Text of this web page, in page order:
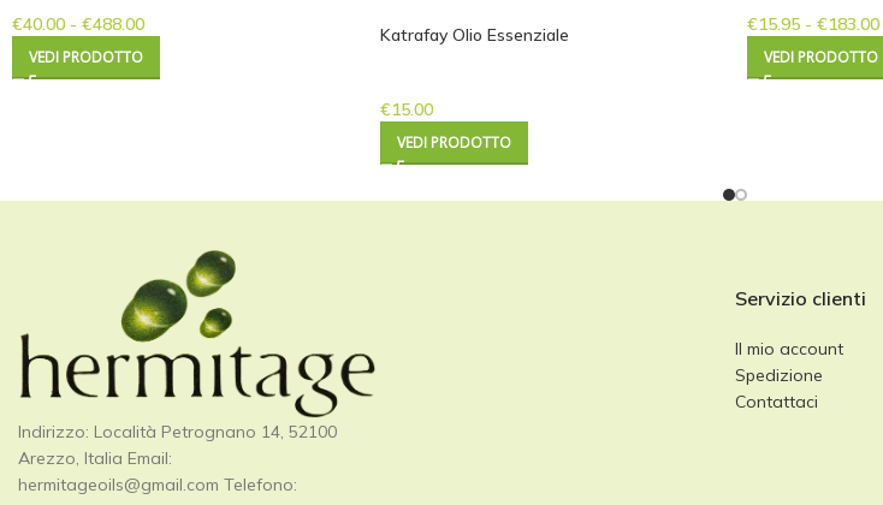
€40.00 - €488.00
VEDI PRODOTTO
Katrafay Olio Essenziale
€15.00
VEDI PRODOTTO
€15.95 - €183.00
VEDI PRODOTTO
Indirizzo: Località Petrognano 14, 52100
Arezzo, Italia Email:
hermitageoils@gmail.com Telefono:
Servizio clienti
Il mio account
Spedizione
Contattaci